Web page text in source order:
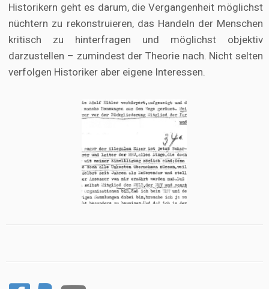
Historikern geht es darum, die Vergangenheit möglichst
nüchtern zu rekonstruieren, das Handeln der Menschen
kritisch zu hinterfragen und möglichst objektiv
darzustellen – zumindest der Theorie nach. Nicht selten
verfolgen Historiker aber eigene Interessen.